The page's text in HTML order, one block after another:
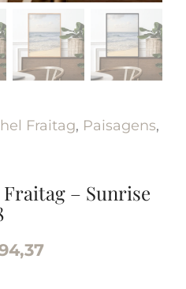
Fraitag, Paisagens,
– Sunrise